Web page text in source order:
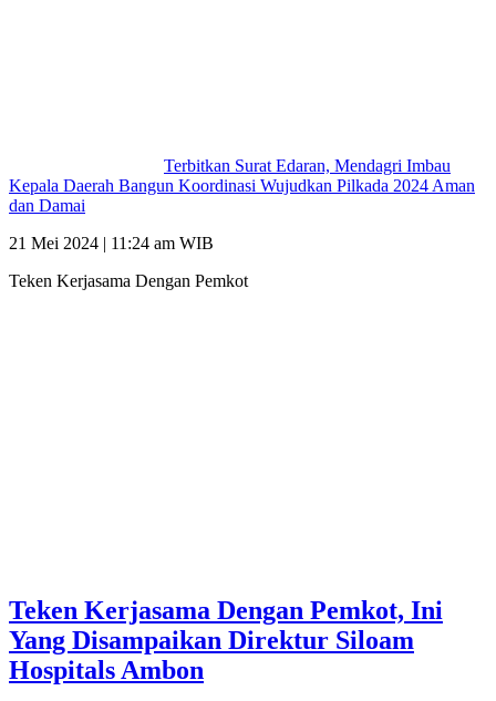
Terbitkan Surat Edaran, Mendagri Imbau
Kepala Daerah Bangun Koordinasi Wujudkan Pilkada 2024 Aman
dan Damai
21 Mei 2024 | 11:24 am WIB
Teken Kerjasama Dengan Pemkot
Teken Kerjasama Dengan Pemkot, Ini
Yang Disampaikan Direktur Siloam
Hospitals Ambon